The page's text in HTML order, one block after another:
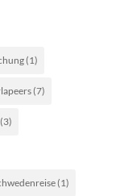
(1)
(7)
(1)